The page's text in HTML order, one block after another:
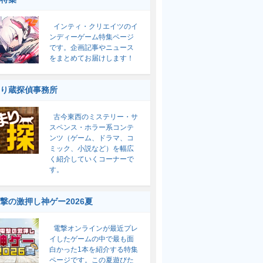
インティ・クリエイツのイ
ンディーゲーム特集ページ
です。企画記事やニュース
をまとめてお届けします！
蔵探偵事務所
古今東西のミステリー・サ
スペンス・ホラー系コンテ
ンツ（ゲーム、ドラマ、コ
ミック、小説など）を幅広
く紹介していくコーナーで
す。
の激押し神ゲー2026夏
電撃オンラインが最近プレ
イしたゲームの中で最も面
白かった1本を紹介する特集
ページです。この夏遊びた